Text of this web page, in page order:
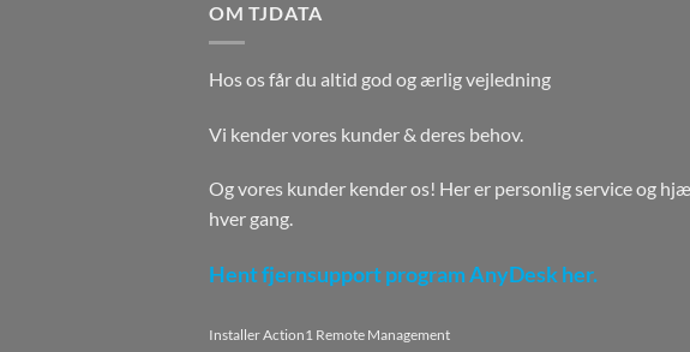
OM TJDATA
Hos os får du altid god og ærlig vejledning
Vi kender vores kunder & deres behov.
Og vores kunder kender os! Her er personlig service og
hver gang.
Hent fjernsupport program AnyDesk her.
Installer Action1 Remote Management